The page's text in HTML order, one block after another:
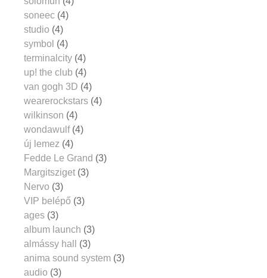
soneec (4)
studio (4)
symbol (4)
terminalcity (4)
up! the club (4)
van gogh 3D (4)
wearerockstars (4)
wilkinson (4)
wondawulf (4)
új lemez (4)
Fedde Le Grand (3)
Margitsziget (3)
Nervo (3)
VIP belépő (3)
ages (3)
album launch (3)
almássy hall
(3)
anima sound system (3)
audio (3)